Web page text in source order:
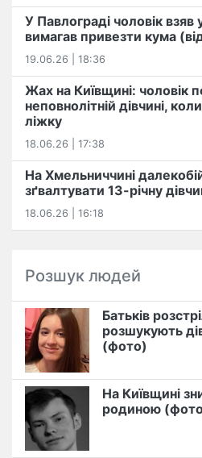
У Павлограді чоловік взяв
вимагав привезти кума
19.06.26 | 18:36
Жах на Київщині: чоловік
неповнолітній дівчині,
ліжку
18.06.26 | 17:38
На Хмельниччині
зґвалтувати 13-річну
18.06.26 | 16:18
Розшук людей
Батьків
розшукують
(фото)
На Київщині
родиною